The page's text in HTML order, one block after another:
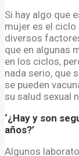
Si hay algo que
mujer es el
diversos
que en algunas
en los ciclos,
nada serio, que
se pueden
su salud sexual
‘¿Hay y son
años?’
Algunos